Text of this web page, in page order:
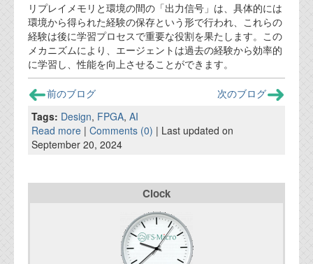
リプレイメモリと環境の間の「出力信号」は、具体的には
環境から得られた経験の保存という形で行われ、これらの
経験は後に学習プロセスで重要な役割を果たします。この
メカニズムにより、エージェントは過去の経験から効率的
に学習し、性能を向上させることができます。
前のブログ
次のブログ
Tags: Design, FPGA, AI
Read more | Comments (0) | Last updated on
September 20, 2024
Clock